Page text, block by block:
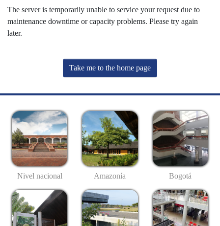
The server is temporarily unable to service your request due to
maintenance downtime or capacity problems. Please try again
later.
Take me to the home page
Nivel nacional Amazonía Bogotá